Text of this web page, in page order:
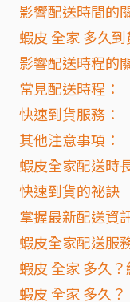
影響配送時間的
蝦皮 全家 多久
影響配送時程的
常見配送時程：
快速到貨服務：
其他注意事項：
蝦皮全家配送時
快速到貨的祕訣
掌握最新配送資
蝦皮全家配送服
蝦皮 全家 多久？
蝦皮 全家 多久